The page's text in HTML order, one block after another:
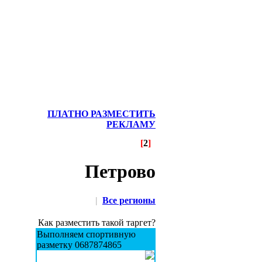
ПЛАТНО РАЗМЕСТИТЬ
РЕКЛАМУ
[2]
Петрово
| Все регионы
Как разместить такой таргет?
Выполняем спортивную
разметку 0687874865